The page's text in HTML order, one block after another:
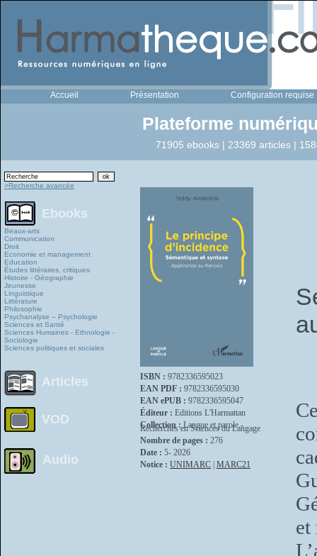
Accueil Présentation Configuration requise
Plateforme
71905 ebooks | 23369 articles |
>Recherche avancée
Ebooks
Beaux-arts
Communication
Droit
Economie et management
Education
Études littéraires, critiques
Histoire - Géographie
Jeunesse
Linguistique
Littérature
Philosophie
Psychanalyse – Psychologie
Sciences et Santé
Sciences Humaines - Ethnologie -
Sociologie
Sciences politiques et sociales
Articles
VOD
Audio
ISBN : 9782336595023
EAN PDF : 9782336595030
EAN ePUB : 9782336595047
Éditeur : Editions L'Harmattan
Collection :Langue et parole -
Recherches en Sciences du Langage
Nombre de pages : 276
Date : 5- 2026
Notice : UNIMARC MARC21
et